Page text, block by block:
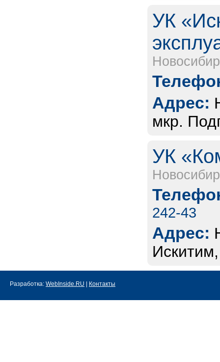
УК
Адрес:
мкр.
УК
242-43
Адрес:
Разработка: WebInside.RU Контакты